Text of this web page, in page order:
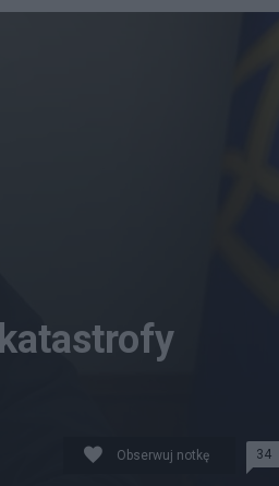
Obserwuj notkę 34